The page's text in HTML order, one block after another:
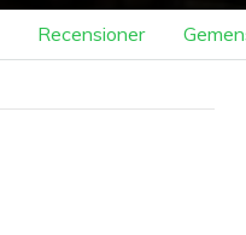
Recensioner